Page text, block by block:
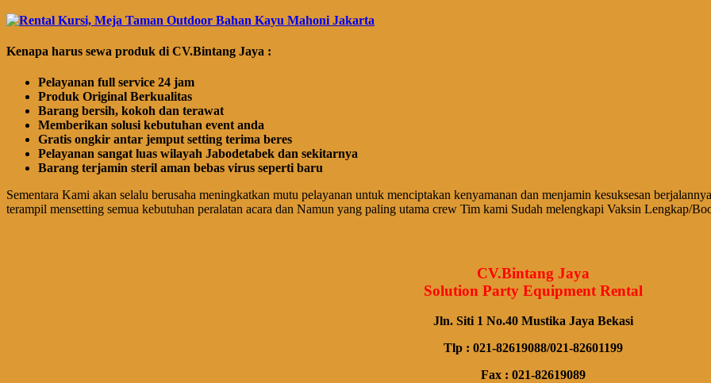
Kenapa harus sewa produk di CV.Bintang Jaya :
Pelayanan full service 24 jam
Produk Original Berkualitas
Barang bersih, kokoh dan terawat
Memberikan solusi kebutuhan event anda
Gratis ongkir antar jemput setting terima beres
Pelayanan sangat luas wilayah Jabodetabek dan sekitarnya
Barang terjamin steril aman bebas virus seperti baru
Sementara Kami akan selalu berusaha meningkatkan mutu pelayanan untuk menciptakan kenyamanan dan menjamin kesuksesan
terampil mensetting semua kebutuhan peralatan acara dan Namun yang paling utama crew Tim kami Sudah melengkapi Vaksin Lengkap/
CV.Bintang Jaya
Solution Party Equipment Rental
Jln. Siti 1 No.40 Mustika Jaya Bekasi
Tlp : 021-82619088/021-82601199
Fax : 021-82619089